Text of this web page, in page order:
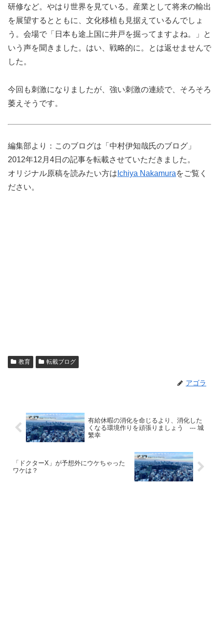
研修など。やはり世界を見ている。産業として将来の輸出
を展望するとともに、文化移植も見据えているんでしょ
う。会場で「日本も途上国に井戸を掘ってますよね。」と
いう声を聞きました。はい、戦略的に。とは返せませんで
した。
今回も刺激になりましたが、強い刺激の連続で、そろそろ
萎えそうです。
編集部より：このブログは「中村伊知哉氏のブログ」
2012年12月4日の記事を転載させていただきました。
オリジナル原稿を読みたい方は Ichiya Nakamuraをご覧く
ださい。
教育 転載ブログ
アゴラ
有給休暇の消化を命じるより、消化した
くなる環境作りを頑張りましょう --- 城
繁幸
「ドクターX」が予想外にウケちゃった
ワケは？